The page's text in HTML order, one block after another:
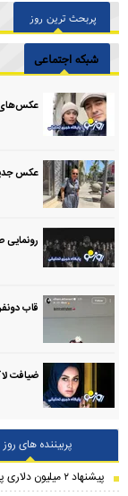
پربحث ترین روز
شبکه اجتماعی
عکس‌های
عکس
قاب
ضیافت
پربیننده های روز
پیشنهاد ۲ میلیون دلاری پرسپولیس به ستاره استقلال